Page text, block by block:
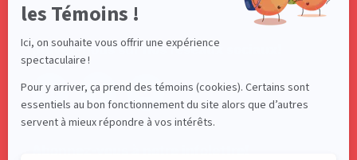
Suivez-nous sur nos réseaux sociaux!